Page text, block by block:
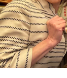
【3位】水瓶座（
あなたの心がワ
か？ご自身の気